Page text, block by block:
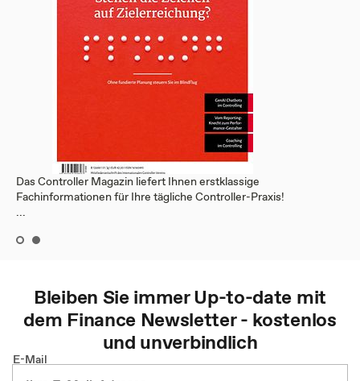
Das Controller Magazin liefert Ihnen erstklassige
Fachinformationen für Ihre tägliche Controller-Praxis!
...
Bleiben Sie immer Up-to-date mit
dem Finance Newsletter - kostenlos
und unverbindlich
E-Mail